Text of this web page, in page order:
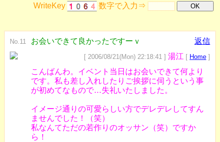
WriteKey
数字で入力⇒
No.11 お会いできて良かったですーｖ 返信
[ 2006/08/21(Mon) 22:18:41 ] 湯江 [ Home ]
こんばんわ。イベント当日はお会いできて何より
です。私も差し入れしたりご挨拶に伺うという事
が初めてなもので…失礼いたしました。
イメージ通りの可愛らしい方でデレデレしてすん
ませんでした！（笑）
私なんてただの若作りのオッサン（笑）ですか
ら！